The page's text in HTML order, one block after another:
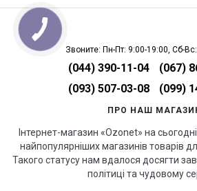
Звоните: Пн-Пт: 9:00-19:00, Сб-
(044) 390-11-04
(067)
(093) 507-03-08
(099)
ПРО НАШ
Інтернет-магазин «Ozonet» на
найпопулярніших магазинів товарів
Такого статусу нам вдалося досягти
політиці та чудовому